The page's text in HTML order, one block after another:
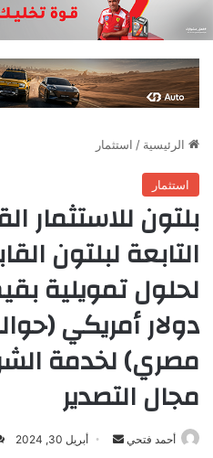
الرئيسية / استثمار
استثمار
التابعة لبلتون
مصري) لخدمة
مجال التصدير
أحمد فتحي
أرسل أبريل 30, 2024